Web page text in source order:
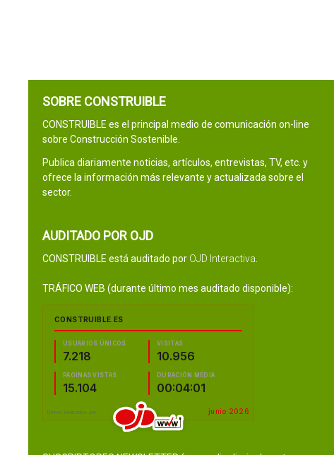
SOBRE CONSTRUIBLE
CONSTRUIBLE es el principal medio de comunicación on-line
sobre Construcción Sostenible.
Publica diariamente noticias, artículos, entrevistas, TV, etc. y
ofrece la información más relevante y actualizada sobre el
sector.
AUDITADO POR OJD
CONSTRUIBLE está auditado por OJD Interactiva
TRÁFICO WEB (durante último mes auditado disponible):